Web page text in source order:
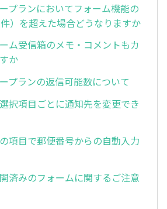
プランにおいてフォーム機能の
）を超えた場合どうなりますか
ム受信箱のメモ・コメントもカ
か
プランの返信可能数について
択項目ごとに通知先を変更でき
項目で郵便番号からの自動入力
済みのフォームに関するご注意